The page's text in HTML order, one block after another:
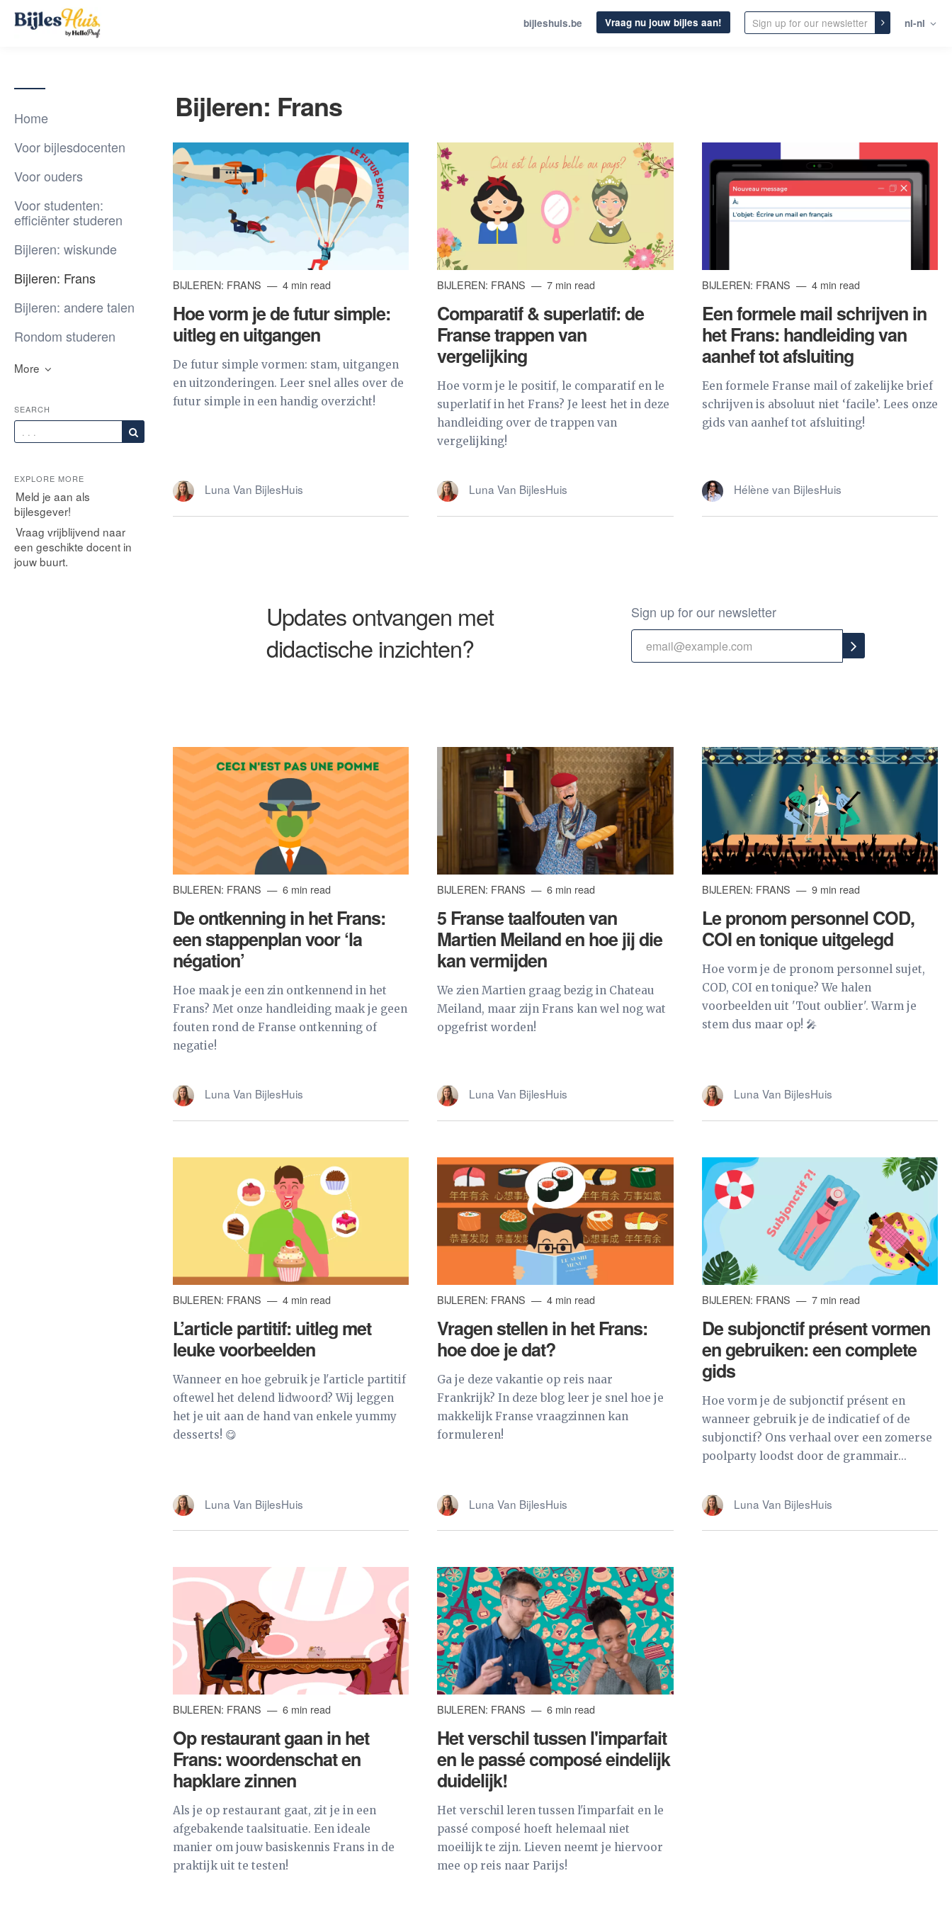
bijleshuis.be Vraag nu jouw bijles aan! nl-nl
Home
Voor bijlesdocenten
Voor ouders
Voor studenten:
efficiënter studeren
Bijleren: wiskunde
Bijleren: Frans
Bijleren: andere talen
Rondom studeren
More
SEARCH
EXPLORE MORE
Meld je aan als
bijlesgever!
Vraag vrijblijvend naar
een geschikte docent in
jouw buurt.
Bijleren: Frans
BIJLEREN: FRANS 4 min read
Hoe vorm je de futur simple:
uitleg en uitgangen
De futur simple vormen: stam, uitgangen
en uitzonderingen. Leer snel alles over de
futur simple in een handig overzicht!
Luna Van BijlesHuis
BIJLEREN: FRANS 7 min read
Comparatif & superlatif: de
Franse trappen van
vergelijking
Hoe vorm je le positif, le comparatif en le
superlatif in het Frans? Je leest het in deze
handleiding over de trappen van
vergelijking!
Luna Van BijlesHuis
BIJLEREN: FRANS 4 min read
Een formele mail schrijven in
het Frans: handleiding van
aanhef tot afsluiting
Een formele Franse mail of zakelijke brief
schrijven is absoluut niet ‘facile’. Lees onze
gids van aanhef tot afsluiting!
Hélène van BijlesHuis
Updates ontvangen met
didactische inzichten?
Sign up for our newsletter
BIJLEREN: FRANS 6 min read
De ontkenning in het Frans:
een stappenplan voor ‘la
négation’
Hoe maak je een zin ontkennend in het
Frans? Met onze handleiding maak je geen
fouten rond de Franse ontkenning of
negatie!
Luna Van BijlesHuis
BIJLEREN: FRANS 6 min read
5 Franse taalfouten van
Martien Meiland en hoe jij die
kan vermijden
We zien Martien graag bezig in Chateau
Meiland, maar zijn Frans kan wel nog wat
opgefrist worden!
Luna Van BijlesHuis
BIJLEREN: FRANS 9 min read
Le pronom personnel COD,
COI en tonique uitgelegd
Hoe vorm je de pronom personnel sujet,
COD, COI en tonique? We halen
voorbeelden uit 'Tout oublier'. Warm je
stem dus maar op! 🎤
Luna Van BijlesHuis
BIJLEREN: FRANS 4 min read
L’article partitif: uitleg met
leuke voorbeelden
Wanneer en hoe gebruik je l'article partitif
oftewel het delend lidwoord? Wij leggen
het je uit aan de hand van enkele yummy
desserts! 😋
Luna Van BijlesHuis
BIJLEREN: FRANS 4 min read
Vragen stellen in het Frans:
hoe doe je dat?
Ga je deze vakantie op reis naar
Frankrijk? In deze blog leer je snel hoe je
makkelijk Franse vraagzinnen kan
formuleren!
Luna Van BijlesHuis
BIJLEREN: FRANS 7 min read
De subjonctif présent vormen
en gebruiken: een complete
gids
Hoe vorm je de subjonctif présent en
wanneer gebruik je de indicatief of de
subjonctif? Ons verhaal over een zomerse
poolparty loodst door de grammair...
Luna Van BijlesHuis
BIJLEREN: FRANS 6 min read
Op restaurant gaan in het
Frans: woordenschat en
hapklare zinnen
Als je op restaurant gaat, zit je in een
afgebakende taalsituatie. Een ideale
manier om jouw basiskennis Frans in de
praktijk uit te testen!
BIJLEREN: FRANS 6 min read
Het verschil tussen l'imparfait
en le passé composé eindelijk
duidelijk!
Het verschil leren tussen l'imparfait en le
passé composé hoeft helemaal niet
moeilijk te zijn. Lieven neemt je hiervoor
mee op reis naar Parijs!